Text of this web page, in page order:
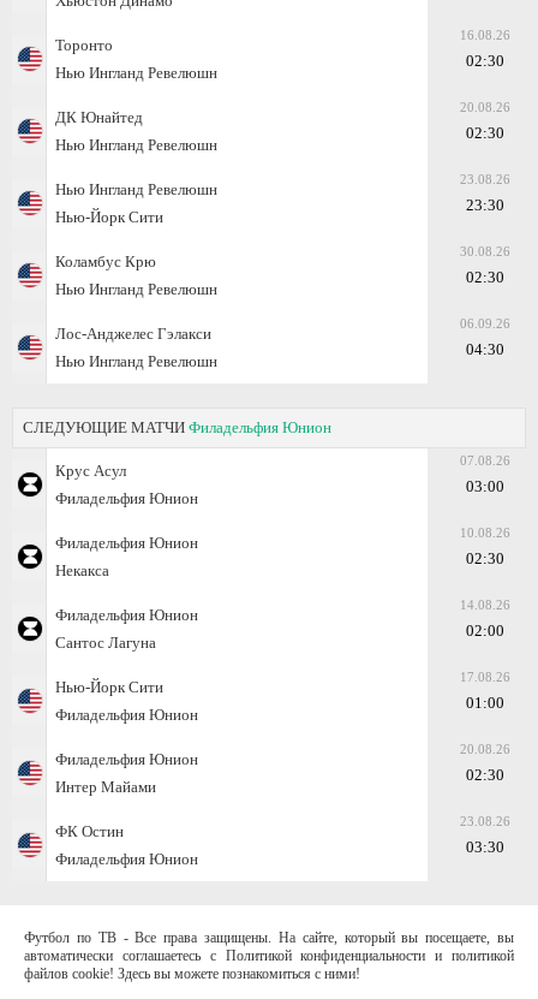
Торонто
Нью Ингланд Ревелюшн
16.08.26
02:30
ДК Юнайтед
Нью Ингланд Ревелюшн
20.08.26
02:30
Нью Ингланд Ревелюшн
Нью-Йорк Сити
23.08.26
23:30
Коламбус Крю
Нью Ингланд Ревелюшн
30.08.26
02:30
Лос-Анджелес Гэлакси
Нью Ингланд Ревелюшн
06.09.26
04:30
СЛЕДУЮЩИЕ МАТЧИ Филадельфия Юнион
Крус Асул
Филадельфия Юнион
07.08.26
03:00
Филадельфия Юнион
Некакса
10.08.26
02:30
Филадельфия Юнион
Сантос Лагуна
14.08.26
02:00
Нью-Йорк Сити
Филадельфия Юнион
17.08.26
01:00
Филадельфия Юнион
Интер Майами
20.08.26
02:30
ФК Остин
Филадельфия Юнион
23.08.26
03:30
Футбол по ТВ - Все права защищены. На сайте, который вы посещаете, вы
автоматически соглашаетесь с Политикой конфиденциальности и политикой
файлов cookie! Здесь вы можете познакомиться с ними!